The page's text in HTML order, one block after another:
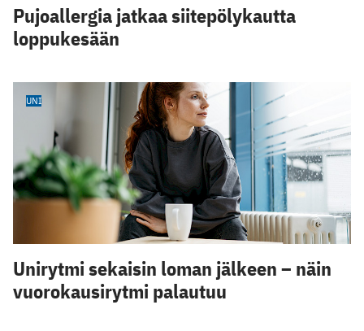
Pujoallergia jatkaa siitepölykautta
loppukesään
UNI
Unirytmi sekaisin loman jälkeen – näin
vuorokausirytmi palautuu